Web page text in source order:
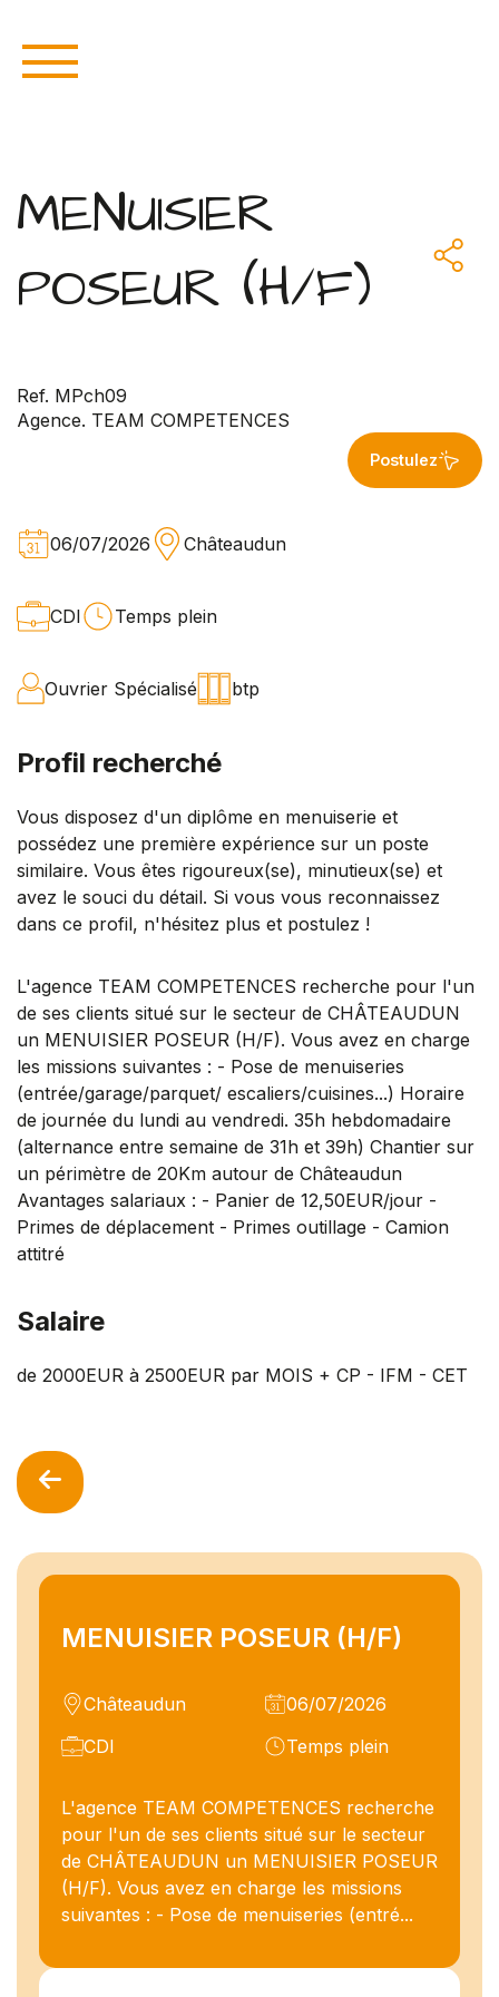
MENUISIER POSEUR (H/F)
Châteaudun
06/07/2026
CDI
Temps plein
L'agence TEAM COMPETENCES recherche
pour l'un de ses clients situé sur le secteur
de CHÂTEAUDUN un MENUISIER POSEUR
(H/F). Vous avez en charge les missions
suivantes : - Pose de menuiseries (entré...
MENUISIER
POSEUR (H/F)
Ref. MPch09
Agence. TEAM COMPETENCES
Postulez
06/07/2026 Châteaudun
CDI Temps plein
Ouvrier Spécialisé btp
Profil recherché
Vous disposez d'un diplôme en menuiserie et
possédez une première expérience sur un poste
similaire. Vous êtes rigoureux(se), minutieux(se) et
avez le souci du détail. Si vous vous reconnaissez
dans ce profil, n'hésitez plus et postulez !
L'agence TEAM COMPETENCES recherche pour l'un
de ses clients situé sur le secteur de CHÂTEAUDUN
un MENUISIER POSEUR (H/F). Vous avez en charge
les missions suivantes : - Pose de menuiseries
(entrée/garage/parquet/ escaliers/cuisines...) Horaire
de journée du lundi au vendredi. 35h hebdomadaire
(alternance entre semaine de 31h et 39h) Chantier sur
un périmètre de 20Km autour de Châteaudun
Avantages salariaux : - Panier de 12,50EUR/jour -
Primes de déplacement - Primes outillage - Camion
attitré
Salaire
de 2000EUR à 2500EUR par MOIS + CP - IFM - CET